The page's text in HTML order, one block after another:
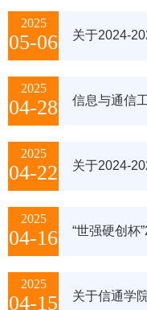
2025
05-06
2025
04-28
2025
04-22
2025
04-16
2025
04-15